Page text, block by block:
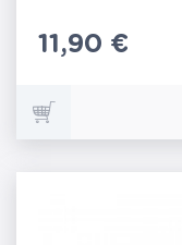
Prix
11,90 €